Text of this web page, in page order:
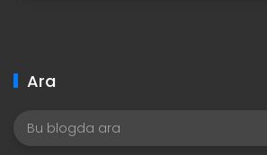
Ara